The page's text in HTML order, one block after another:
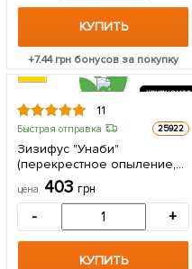
КУПИТЬ
+7.44грн бонусов за покупку
КРУПНОМЕР
11
Быстрая отправка 25922
Зизифус "Унаби"
(перекрестное опыление,
садить по 2 саженца
разного сорта) 1 саженец в
цена 403грн
- +
КУПИТЬ